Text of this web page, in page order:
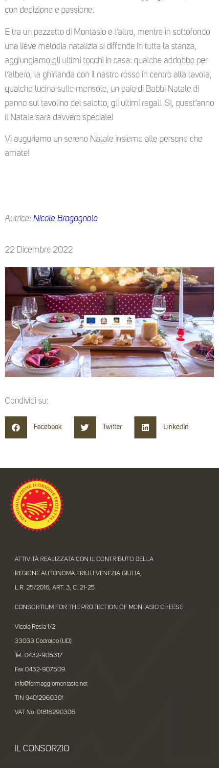
con dedizione e passione.
E tra un pezzetto di Montasio e l’altro, mentre in sottofondo
una lieve melodia natalizia si diffonde in tutta la stanza,
aggiungiamo gli ultimi tocchi in casa: qualche addobbo per
l’albero, la ghirlanda con il nastro rosso in centro alla tavola,
qualche lucina sulle mensole, un paio di Babbi Natale di
panno sul tavolino del salotto, gli ultimi regali. Si, quest’anno
il Natale sarà davvero speciale!
Vi auguriamo un sereno Natale insieme alle persone che
amate!
Autrice: Nicole Bragagnolo
22 Dicembre 2022
Condividi su:
Facebook Twitter LinkedIn
ATTIVITÀ REALIZZATA CON IL CONTRIBUTO DELLA
REGIONE AUTONOMA FRIULI VENEZIA GIULIA,
L.R. 25/2016, ART. 3, C. 21-25
CONSORTIUM FOR THE PROTECTION OF MONTASIO CHEESE
Vicolo Resia 1/2
33033 Codroipo (UD)
Tel. 0432-905317
Fax 0432-907509
info@formaggiomontasio.net
TIN 94012960301
VAT No. 01816290306
IL CONSORZIO